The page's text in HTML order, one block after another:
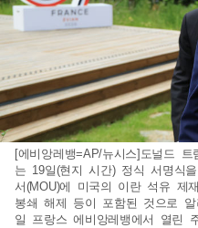
[에비앙레뱅=AP/뉴시스]도널드
는 19일(현지 시간) 정식 서명식
서(MOU)에 미국의 이란 석유 제
봉쇄 해제 등이 포함된 것으로
일 프랑스 에비앙레뱅에서 열린